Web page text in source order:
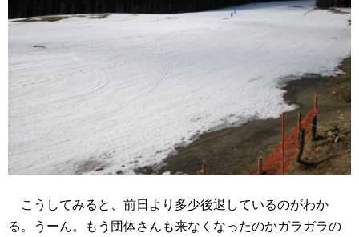
こうしてみると、前日より多少後退しているのがわか
る。うーん。もう団体さんも来なくなったのかガラガラの